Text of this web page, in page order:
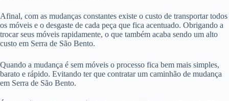
Afinal, com as mudanças constantes existe o custo de transportar todos
os móveis e o desgaste de cada peça que fica acentuado. Obrigando a
trocar seus móveis rapidamente, o que também acaba sendo um alto
custo em Serra de São Bento.
Quando a mudança é sem móveis o processo fica bem mais simples,
barato e rápido. Evitando ter que contratar um caminhão de mudança
em Serra de São Bento.